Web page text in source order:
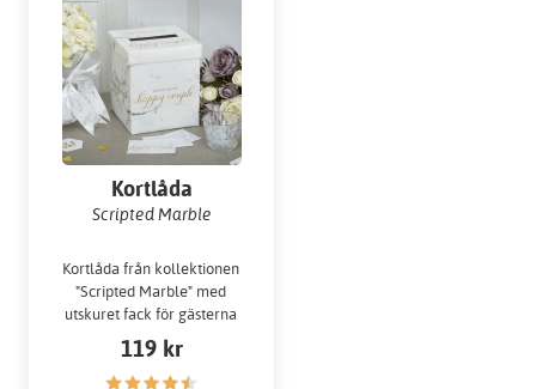
Kortlåda
Scripted Marble
Kortlåda från kollektionen
"Scripted Marble" med
utskuret fack för gästerna
att stoppa kort eller små
hälsningar i!
119 kr